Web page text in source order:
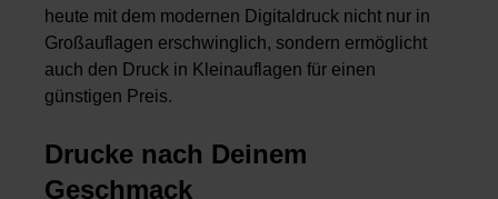
heute mit dem modernen Digitaldruck nicht nur in
Großauflagen erschwinglich, sondern ermöglicht
auch den Druck in Kleinauflagen für einen
günstigen Preis.
Drucke nach Deinem
Geschmack